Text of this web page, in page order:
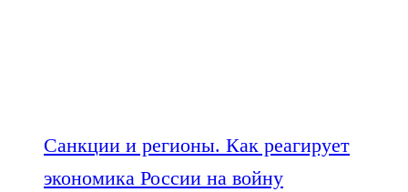
Санкции и регионы. Как реагирует
экономика России на войну